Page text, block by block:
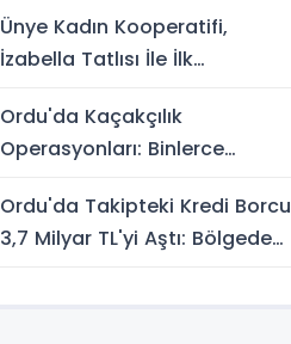
Yaşamını Yitirdi
Ünye Kadın Kooperatifi,
İzabella Tatlısı İle İlk
Oldu!
Ordu'da Kaçakçılık
Operasyonları: Binlerce
Ele Geçirildi
Ordu'da Takipteki Kredi Borcu
3,7 Milyar TL'yi Aştı: Bölgede